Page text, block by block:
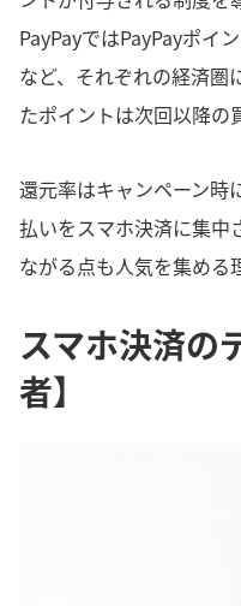
PayPayではPayPayポイ
など、それぞれの経済圏
たポイントは次回以降の
還元率はキャンペーン時
払いをスマホ決済に集中
ながる点も人気を集める
スマホ決済の
者】